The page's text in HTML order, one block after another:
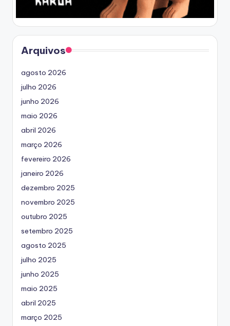
Arquivos
agosto 2026
julho 2026
junho 2026
maio 2026
abril 2026
março 2026
fevereiro 2026
janeiro 2026
dezembro 2025
novembro 2025
outubro 2025
setembro 2025
agosto 2025
julho 2025
junho 2025
maio 2025
abril 2025
março 2025